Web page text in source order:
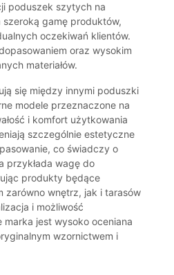
poduszek szytych na
szeroką gamę produktów,
oczekiwań klientów.
oraz wysokim
materiałów.
się między innymi poduszki
modele przeznaczone na
i komfort użytkowania
szczególnie estetyczne
co świadczy o
przykłada wagę do
produkty będące
zarówno wnętrz, jak i tarasów
i możliwość
marka jest wysoko oceniana
wzornictwem i